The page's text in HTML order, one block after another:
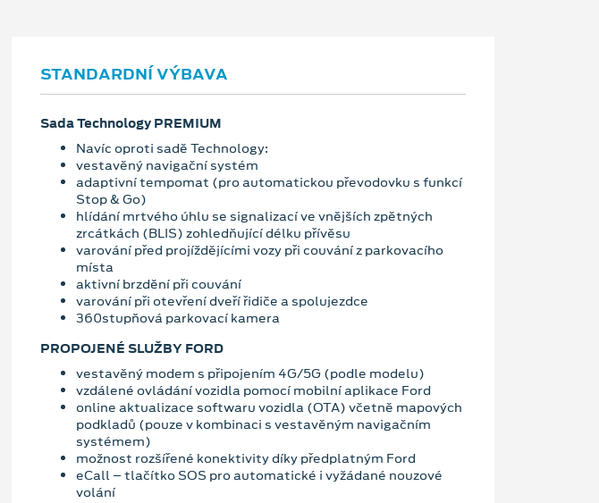
STANDARDNÍ VÝBAVA
Sada Technology PREMIUM
Navíc oproti sadě Technology:
vestavěný navigační systém
adaptivní tempomat (pro automatickou převodovku s funkcí
Stop & Go)
hlídání mrtvého úhlu se signalizací ve vnějších zpětných
zrcátkách (BLIS) zohledňující délku přívěsu
varování před projíždějícími vozy při couvání z parkovacího
místa
aktivní brzdění při couvání
varování při otevření dveří řidiče a spolujezdce
360stupňová parkovací kamera
PROPOJENÉ SLUŽBY FORD
vestavěný modem s připojením 4G/5G (podle modelu)
vzdálené ovládání vozidla pomocí mobilní aplikace Ford
online aktualizace softwaru vozidla (OTA) včetně mapových
podkladů (pouze v kombinaci s vestavěným navigačním
systémem)
možnost rozšířené konektivity díky předplatným Ford
eCall – tlačítko SOS pro automatické i vyžádané nouzové
volání